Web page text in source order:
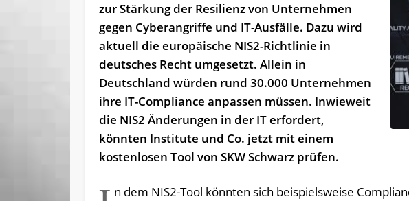
zur Stärkung der Resilienz von Unternehmen
gegen Cyberangriffe und IT-Ausfälle. Dazu wird
aktuell die europäische NIS2-Richtlinie in
deutsches Recht umgesetzt. Allein in
Deutschland würden rund 30.000 Unternehmen
ihre IT-Compliance anpassen müssen. Inwieweit
die NIS2 Änderungen in der IT erfordert,
könnten Institute und Co. jetzt mit einem
kostenlosen Tool von SKW Schwarz prüfen.
n dem NIS2-Tool könnten sich beispielsweise